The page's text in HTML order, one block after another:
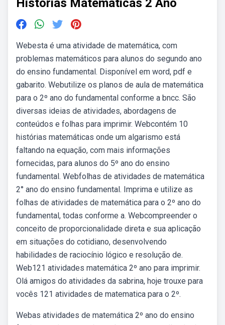
Historias Matematicas 2 Ano
Webesta é uma atividade de matemática, com
problemas matemáticos para alunos do segundo ano
do ensino fundamental. Disponível em word, pdf e
gabarito. Webutilize os planos de aula de matemática
para o 2º ano do fundamental conforme a bncc. São
diversas ideias de atividades, abordagens de
conteúdos e folhas para imprimir. Webcontém 10
histórias matemáticas onde um algarismo está
faltando na equação, com mais informações
fornecidas, para alunos do 5º ano do ensino
fundamental. Webfolhas de atividades de matemática
2° ano do ensino fundamental. Imprima e utilize as
folhas de atividades de matemática para o 2º ano do
fundamental, todas conforme a. Webcompreender o
conceito de proporcionalidade direta e sua aplicação
em situações do cotidiano, desenvolvendo
habilidades de raciocínio lógico e resolução de.
Web121 atividades matemática 2º ano para imprimir.
Olá amigos do atividades da sabrina, hoje trouxe para
vocês 121 atividades de matematica para o 2º.
Webas atividades de matemática 2º ano do ensino